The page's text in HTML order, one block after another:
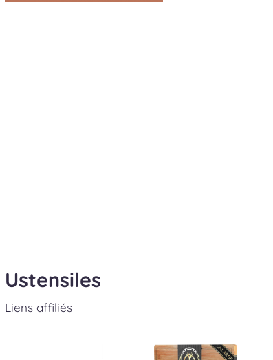
Ustensiles
Liens affiliés